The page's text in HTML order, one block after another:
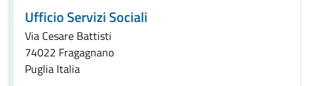
Ufficio Servizi Sociali
Via Cesare Battisti
74022 Fragagnano
Puglia Italia